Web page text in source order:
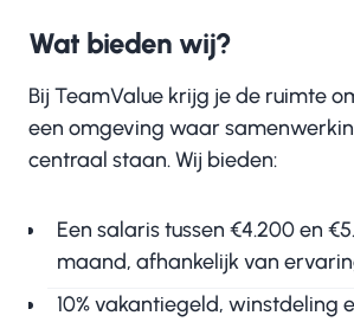
Wat bieden wij?
Bij TeamValue krijg je de ruimte
een omgeving waar
centraal staan. Wij bieden:
Een salaris tussen €4.200 en
maand, afhankelijk van
10% vakantiegeld, winstdeling